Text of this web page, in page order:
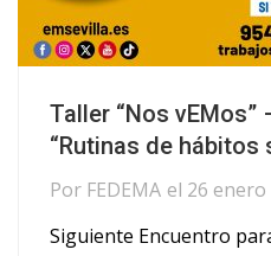
Taller “Nos vEMos”
“Rutinas de hábitos
Por FEDEMA el 26 enero
Siguiente Encuentro